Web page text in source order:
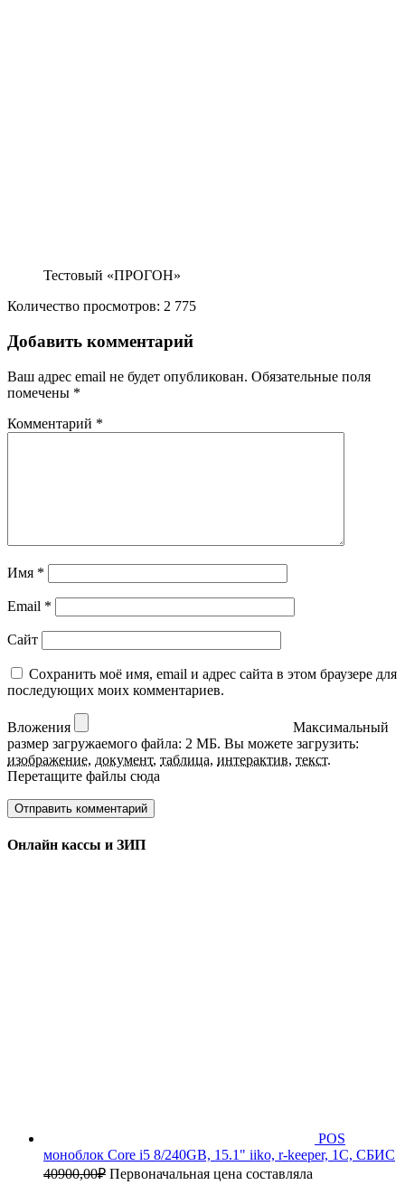
Тестовый «ПРОГОН»
Количество просмотров: 2 775
Добавить комментарий
Ваш адрес email не будет опубликован. Обязательные поля
помечены *
Комментарий *
Имя *
Email *
Сайт
Сохранить моё имя, email и адрес сайта в этом браузере для
последующих моих комментариев.
Вложения
Максимальный
размер загружаемого файла: 2 МБ. Вы можете загрузить:
изображение, документ, таблица, интерактив, текст.
Перетащите файлы сюда
Онлайн кассы и ЗИП
POS
моноблок Core i5 8/240GB, 15.1" iiko, r-keeper, 1C, СБИС
40900,00₽ Первоначальная цена составляла